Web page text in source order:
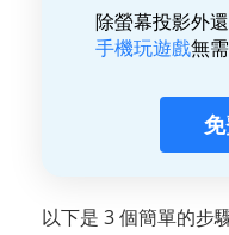
除螢幕投影外
手機玩遊戲無需
以下是 3 個簡單的步